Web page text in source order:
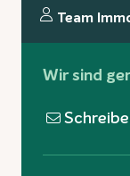
Team
Wir sind